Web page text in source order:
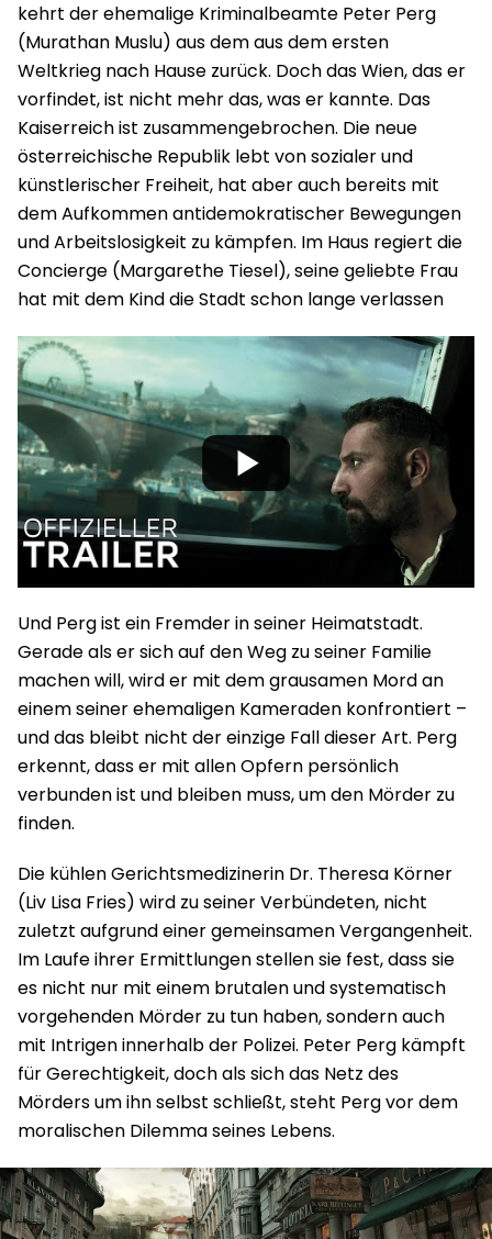
kehrt der ehemalige Kriminalbeamte Peter Perg
(Murathan Muslu) aus dem aus dem ersten
Weltkrieg nach Hause zurück. Doch das Wien, das er
vorfindet, ist nicht mehr das, was er kannte. Das
Kaiserreich ist zusammengebrochen. Die neue
österreichische Republik lebt von sozialer und
künstlerischer Freiheit, hat aber auch bereits mit
dem Aufkommen antidemokratischer Bewegungen
und Arbeitslosigkeit zu kämpfen. Im Haus regiert die
Concierge (Margarethe Tiesel), seine geliebte Frau
hat mit dem Kind die Stadt schon lange verlassen
Und Perg ist ein Fremder in seiner Heimatstadt.
Gerade als er sich auf den Weg zu seiner Familie
machen will, wird er mit dem grausamen Mord an
einem seiner ehemaligen Kameraden konfrontiert –
und das bleibt nicht der einzige Fall dieser Art. Perg
erkennt, dass er mit allen Opfern persönlich
verbunden ist und bleiben muss, um den Mörder zu
finden.
Die kühlen Gerichtsmedizinerin Dr. Theresa Körner
(Liv Lisa Fries) wird zu seiner Verbündeten, nicht
zuletzt aufgrund einer gemeinsamen Vergangenheit.
Im Laufe ihrer Ermittlungen stellen sie fest, dass sie
es nicht nur mit einem brutalen und systematisch
vorgehenden Mörder zu tun haben, sondern auch
mit Intrigen innerhalb der Polizei. Peter Perg kämpft
für Gerechtigkeit, doch als sich das Netz des
Mörders um ihn selbst schließt, steht Perg vor dem
moralischen Dilemma seines Lebens.